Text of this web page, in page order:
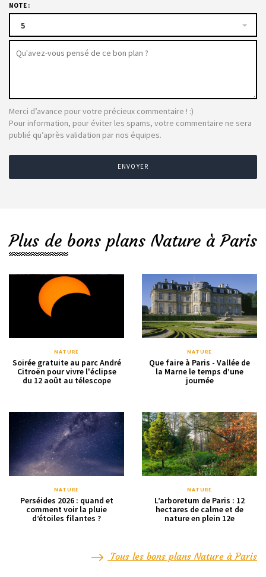
NOTE :
5
Merci d’avance pour votre précieux commentaire ! :)
Pour information, pour éviter les spams, votre commentaire ne sera
publié qu’après validation par nos équipes.
ENVOYER
Plus de bons plans Nature à Paris
NATURE
Soirée gratuite au parc André
Citroën pour vivre l'éclipse
du 12 août au télescope
NATURE
Que faire à Paris - Vallée de
la Marne le temps d’une
journée
NATURE
Perséides 2026 : quand et
comment voir la pluie
d’étoiles filantes ?
NATURE
L’arboretum de Paris : 12
hectares de calme et de
nature en plein 12e
Tous les bons plans Nature à Paris